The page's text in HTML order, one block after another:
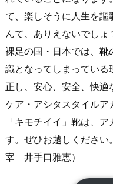
て、楽しそうに人生を謳
んて、ありえないでしょ
裸足の国・日本では、靴
識となってしまっている
正し、安心、安全、快適
ケア・アシタスタイルア
「キモチイイ」靴は、
す。ぜひお越しください
宰 井手口雅恵）